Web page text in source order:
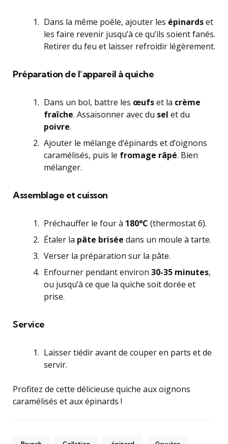
Dans la même poêle, ajouter les épinardset
les faire revenir jusqu’à ce qu’ils soient fanés.
Retirer du feu et laisser refroidir légèrement.
Préparation de l’appareil à quiche
Dans un bol, battre les œufset la crème
fraîche. Assaisonner avec du sel et du
poivre.
Ajouter le mélange d’épinards et d’oignons
caramélisés, puis le fromage râpé. Bien
mélanger.
Assemblage et cuisson
Préchauffer le four à 180°C (thermostat 6).
Étaler la pâte brisée dans un moule à tarte.
Verser la préparation sur la pâte.
Enfourner pendant environ 30-35 minutes,
ou jusqu’à ce que la quiche soit dorée et
prise.
Service
Laisser tiédir avant de couper en parts et de
servir.
Profitez de cette délicieuse quiche aux oignons
caramélisés et aux épinards !